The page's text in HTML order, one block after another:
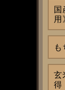
国
用
も
玄
得